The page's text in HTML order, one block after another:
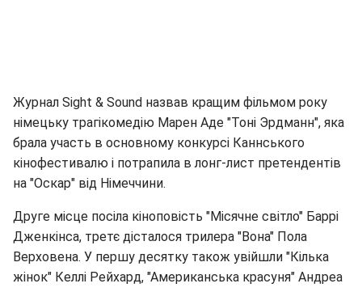
Журнал Sight & Sound назвав кращим фільмом року
німецьку трагікомедію Марен Аде "Тоні Эрдманн", яка
брала участь в основному конкурсі Каннського
кінофестивалю і потрапила в лонг-лист претендентів
на "Оскар" від Німеччини.
Друге місце посіла кіноповість "Місячне світло" Баррі
Дженкінса, третє дісталося трилера "Вона" Пола
Верховена. У першу десятку також увійшли "Кілька
жінок" Келлі Рейхард, "Американська красуня" Андреа